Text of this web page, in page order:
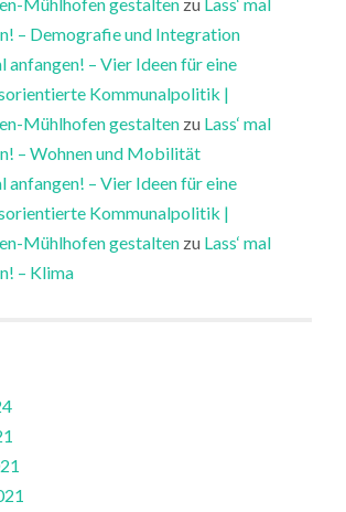
Mühlhofen gestalten zu Lass‘ mal
– Demografie und Integration
anfangen! – Vier Ideen für eine
Kommunalpolitik |
Mühlhofen gestalten zu Lass‘ mal
– Wohnen und Mobilität
anfangen! – Vier Ideen für eine
Kommunalpolitik |
Mühlhofen gestalten zu Lass‘ mal
– Klima